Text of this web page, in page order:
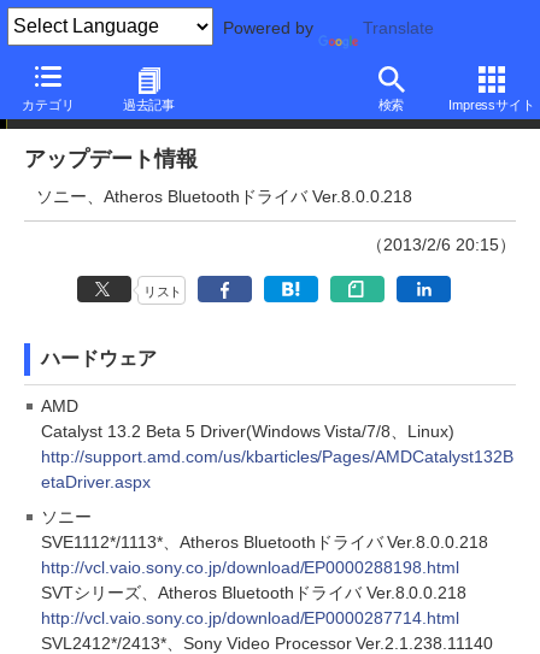
Powered by Translate
カテゴリ 過去記事 検索 Impressサイト
アップデート情報
アップデート情報
ソニー、Atheros Bluetoothドライバ Ver.8.0.0.218
（2013/2/6 20:15）
リスト
ハードウェア
AMD
Catalyst 13.2 Beta 5 Driver(Windows Vista/7/8、Linux)
http://support.amd.com/us/kbarticles/Pages/AMDCatalyst132B
etaDriver.aspx
ソニー
SVE1112*/1113*、Atheros Bluetoothドライバ Ver.8.0.0.218
http://vcl.vaio.sony.co.jp/download/EP0000288198.html
SVTシリーズ、Atheros Bluetoothドライバ Ver.8.0.0.218
http://vcl.vaio.sony.co.jp/download/EP0000287714.html
SVL2412*/2413*、Sony Video Processor Ver.2.1.238.11140